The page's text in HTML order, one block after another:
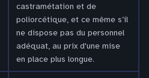
castramétation et de
poliorcétique, et ce même s’il
ne dispose pas du personnel
adéquat, au prix d'une mise
en place plus longue.